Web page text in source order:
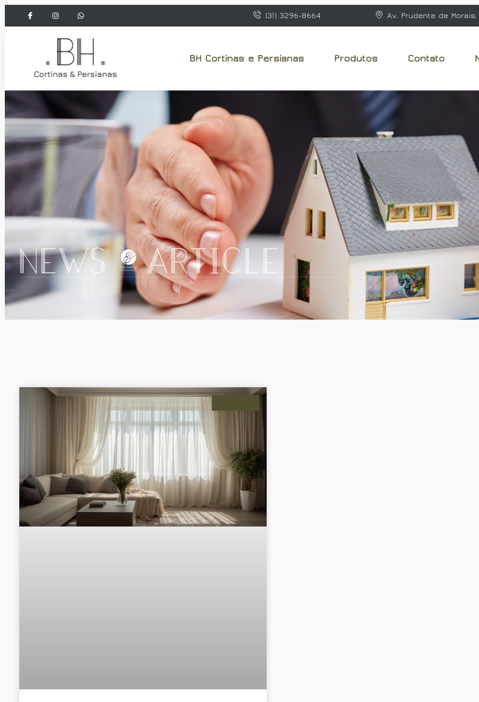
(31) 3296-8664 Av. Prudente de Morais,
BH Cortinas e Persianas Produtos Contato
News & Article